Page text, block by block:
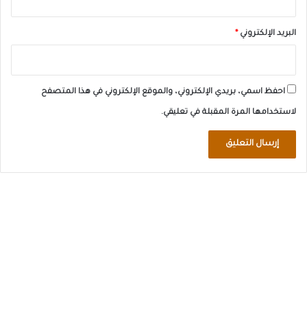
البريد الإلكتروني*
احفظ اسمي، بريدي الإلكتروني، والموقع الإلكتروني في هذا المتصفح
لاستخدامها المرة المقبلة في تعليقي.